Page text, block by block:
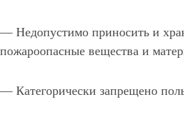
— Недопустимо приносить и
пожароопасные вещества и
— Категорически запрещено